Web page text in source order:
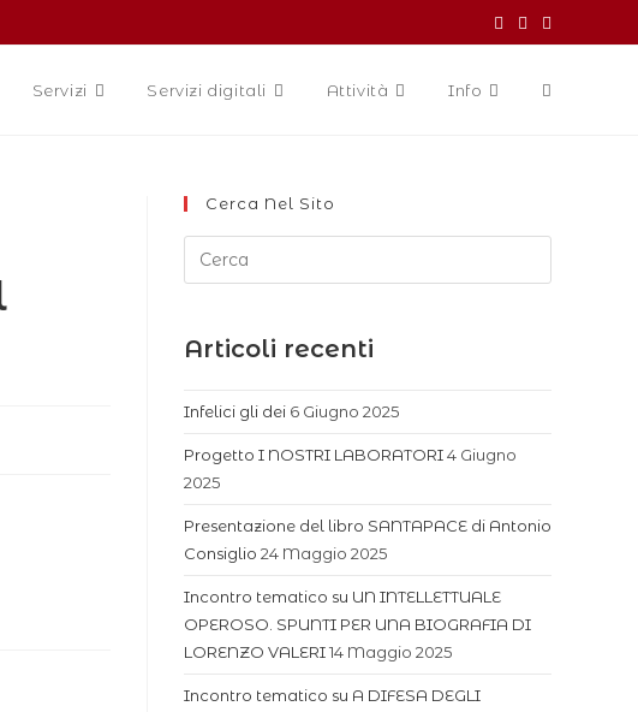
Servizi Servizi digitali Attività Info
Cerca Nel Sito
Articoli recenti
Infelici gli dei 6 Giugno 2025
Progetto I NOSTRI LABORATORI4 Giugno
2025
Presentazione del libro SANTAPACE di Antonio
Consiglio 24 Maggio 2025
Incontro tematico su UN INTELLETTUALE
OPEROSO. SPUNTI PER UNA BIOGRAFIA DI
LORENZO VALERI14 Maggio 2025
Incontro tematico su A DIFESA DEGLI